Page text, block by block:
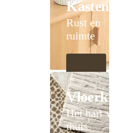
Kasten
Rust en
ruimte
Vloerkleden
Het hart van
thuis